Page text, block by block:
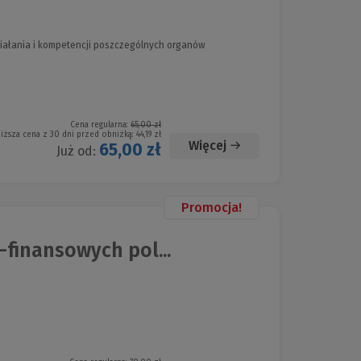
i kompetencji poszczególnych organów
Cena regularna: 65,00 zł
cena z 30 dni przed obniżką: 44,19 zł
Już od: 65,00 zł Więcej
Promocja!
pol...